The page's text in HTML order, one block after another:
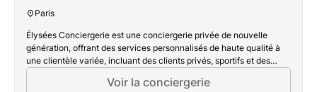
Paris
Élysées Conciergerie est une conciergerie privée de nouvelle
génération, offrant des services personnalisés de haute qualité à
une clientèle variée, incluant des clients privés, sportifs et des
répondre à toutes les demandes avec professionnalisme et
Voir la conciergerie